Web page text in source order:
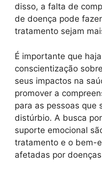
disso, a falta de
de doença pode
tratamento sejam
É importante que
conscientização
seus impactos na
promover a
para as pessoas que
distúrbio. A busca
suporte emocional
tratamento e o bem-
afetadas por